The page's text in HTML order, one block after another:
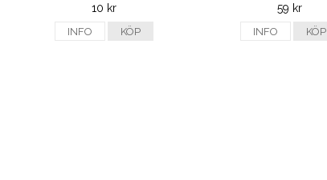
10 kr
INFO KÖP
59 kr
INFO KÖP